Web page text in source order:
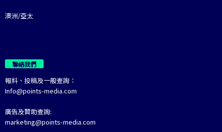
澳洲/亞太
聯絡我們
報料、投稿及一般查詢：
Info@points-media.com
廣告及贊助查詢:
marketing@points-media.com